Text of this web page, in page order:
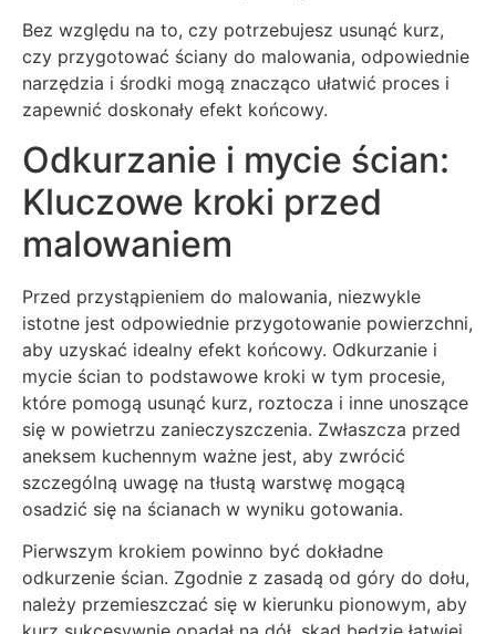
Bez względu na to, czy potrzebujesz usunąć kurz,
czy przygotować ściany do malowania, odpowiednie
narzędzia i środki mogą znacząco ułatwić proces i
zapewnić doskonały efekt końcowy.
Odkurzanie i mycie ścian:
Kluczowe kroki przed
malowaniem
Przed przystąpieniem do malowania, niezwykle
istotne jest odpowiednie przygotowanie powierzchni,
aby uzyskać idealny efekt końcowy. Odkurzanie i
mycie ścian to podstawowe kroki w tym procesie,
które pomogą usunąć kurz, roztocza i inne unoszące
się w powietrzu zanieczyszczenia. Zwłaszcza przed
aneksem kuchennym ważne jest, aby zwrócić
szczególną uwagę na tłustą warstwę mogącą
osadzić się na ścianach w wyniku gotowania.
Pierwszym krokiem powinno być dokładne
odkurzenie ścian. Zgodnie z zasadą od góry do dołu,
należy przemieszczać się w kierunku pionowym, aby